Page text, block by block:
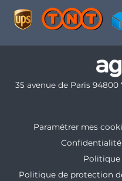
35 avenue de Paris
Paramétrer mes
Confidentialité
Politique
Politique de protection